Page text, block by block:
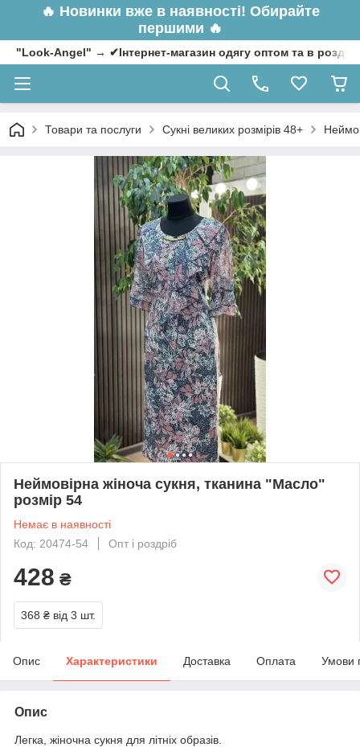
🔥 Новинки вже в наявності! Обирайте
першими 🔥
"Look-Angel" → ✔Інтернет-магазин одягу оптом та в
Товари та послуги Сукні великих розмірів 48+
Неймовірна жіноча сукня, тканина "Масло"
розмір 54
Немає в наявності
Код: 20474-54
Опт і роздріб
428 ₴
368 ₴ від 3 шт.
Опис Характеристики Доставка Оплата Умови
Опис
Легка, жіночна сукня для літніх образів.